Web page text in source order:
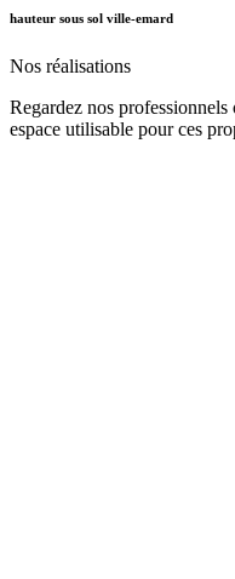
hauteur sous sol ville-emard
Nos réalisations
Regardez nos
espace utilisable pour ces